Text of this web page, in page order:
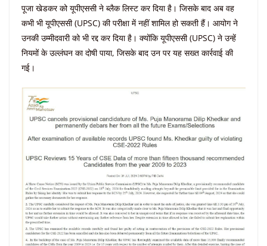
पूजा खेडकर को यूपीएससी ने ब्लैक लिस्ट कर दिया है। जिसके बाद अब वह
कभी भी यूपीएससी (UPSC) की परीक्षा में नहीं शामिल हो सकती हैं। आयोग ने
उनकी उम्मीदवारी को भी रद्द कर दिया है। क्योंकि यूपीएससी (UPSC) ने उन्हें
नियमों के उल्लंघन का दोषी पाया, जिसके बाद उन पर यह सख्त कार्रवाई की
गई।